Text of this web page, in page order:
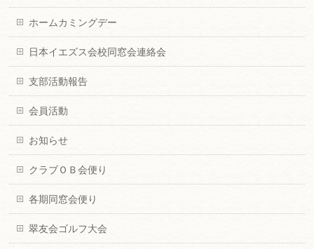
ホームカミングデー
日本イエズス会校同窓会連絡会
支部活動報告
会員活動
お知らせ
クラブＯＢ会便り
各期同窓会便り
翠友会ゴルフ大会